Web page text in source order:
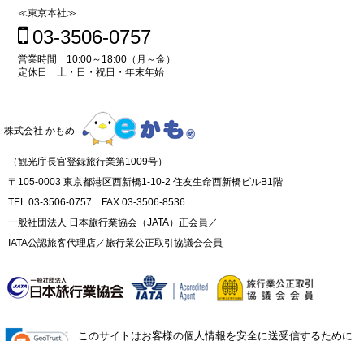
≪東京本社≫
03-3506-0757
営業時間 10:00～18:00（月～金）
定休日 土・日・祝日・年末年始
株式会社 かもめ
（観光庁長官登録旅行業第1009号）
〒105-0003 東京都港区西新橋1-10-2 住友生命西新橋ビルB1階
TEL 03-3506-0757 FAX 03-3506-8536
一般社団法人 日本旅行業協会（JATA）正会員／
IATA公認旅客代理店／旅行業公正取引協議会会員
このサイトはお客様の個人情報を安全に送受信するために